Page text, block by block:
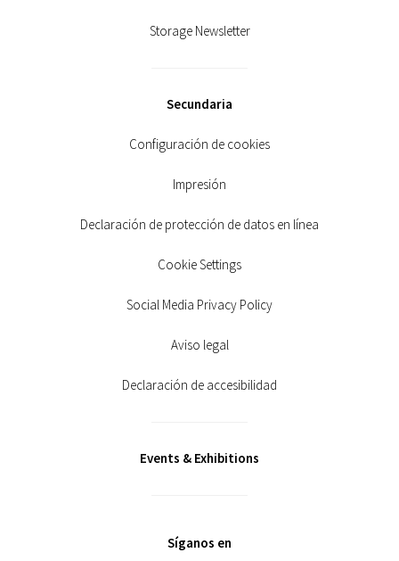
Storage Newsletter
Secundaria
Configuración de cookies
Impresión
Declaración de protección de datos en línea
Cookie Settings
Social Media Privacy Policy
Aviso legal
Declaración de accesibilidad
Events & Exhibitions
Síganos en